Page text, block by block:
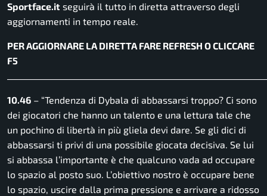
Sportface.it seguirà il tutto in diretta attraverso degli
aggiornamenti in tempo reale.
PER AGGIORNARE LA DIRETTA FARE REFRESH O CLICCARE
F5
10.46 – “Tendenza di Dybala di abbassarsi troppo? Ci sono
dei giocatori che hanno un talento e una lettura tale che
un pochino di libertà in più gliela devi dare. Se gli dici di
abbassarsi ti privi di una possibile giocata decisiva. Se lui
si abbassa l’importante è che qualcuno vada ad occupare
lo spazio al posto suo. L’obiettivo nostro è occupare bene
lo spazio, uscire dalla prima pressione e arrivare a ridosso